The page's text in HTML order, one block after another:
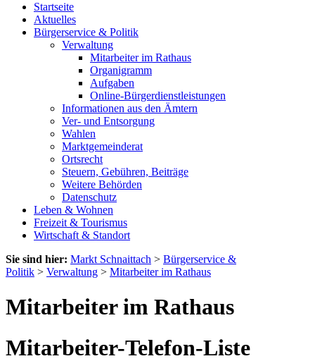
Startseite
Aktuelles
Bürgerservice & Politik
Verwaltung
Mitarbeiter im Rathaus
Organigramm
Aufgaben
Online-Bürgerdienstleistungen
Informationen aus den Ämtern
Ver- und Entsorgung
Wahlen
Marktgemeinderat
Ortsrecht
Steuern, Gebühren, Beiträge
Weitere Behörden
Datenschutz
Leben & Wohnen
Freizeit & Tourismus
Wirtschaft & Standort
Sie sind hier: Markt Schnaittach > Bürgerservice &
Politik > Verwaltung > Mitarbeiter im Rathaus
Mitarbeiter im Rathaus
Mitarbeiter-Telefon-Liste